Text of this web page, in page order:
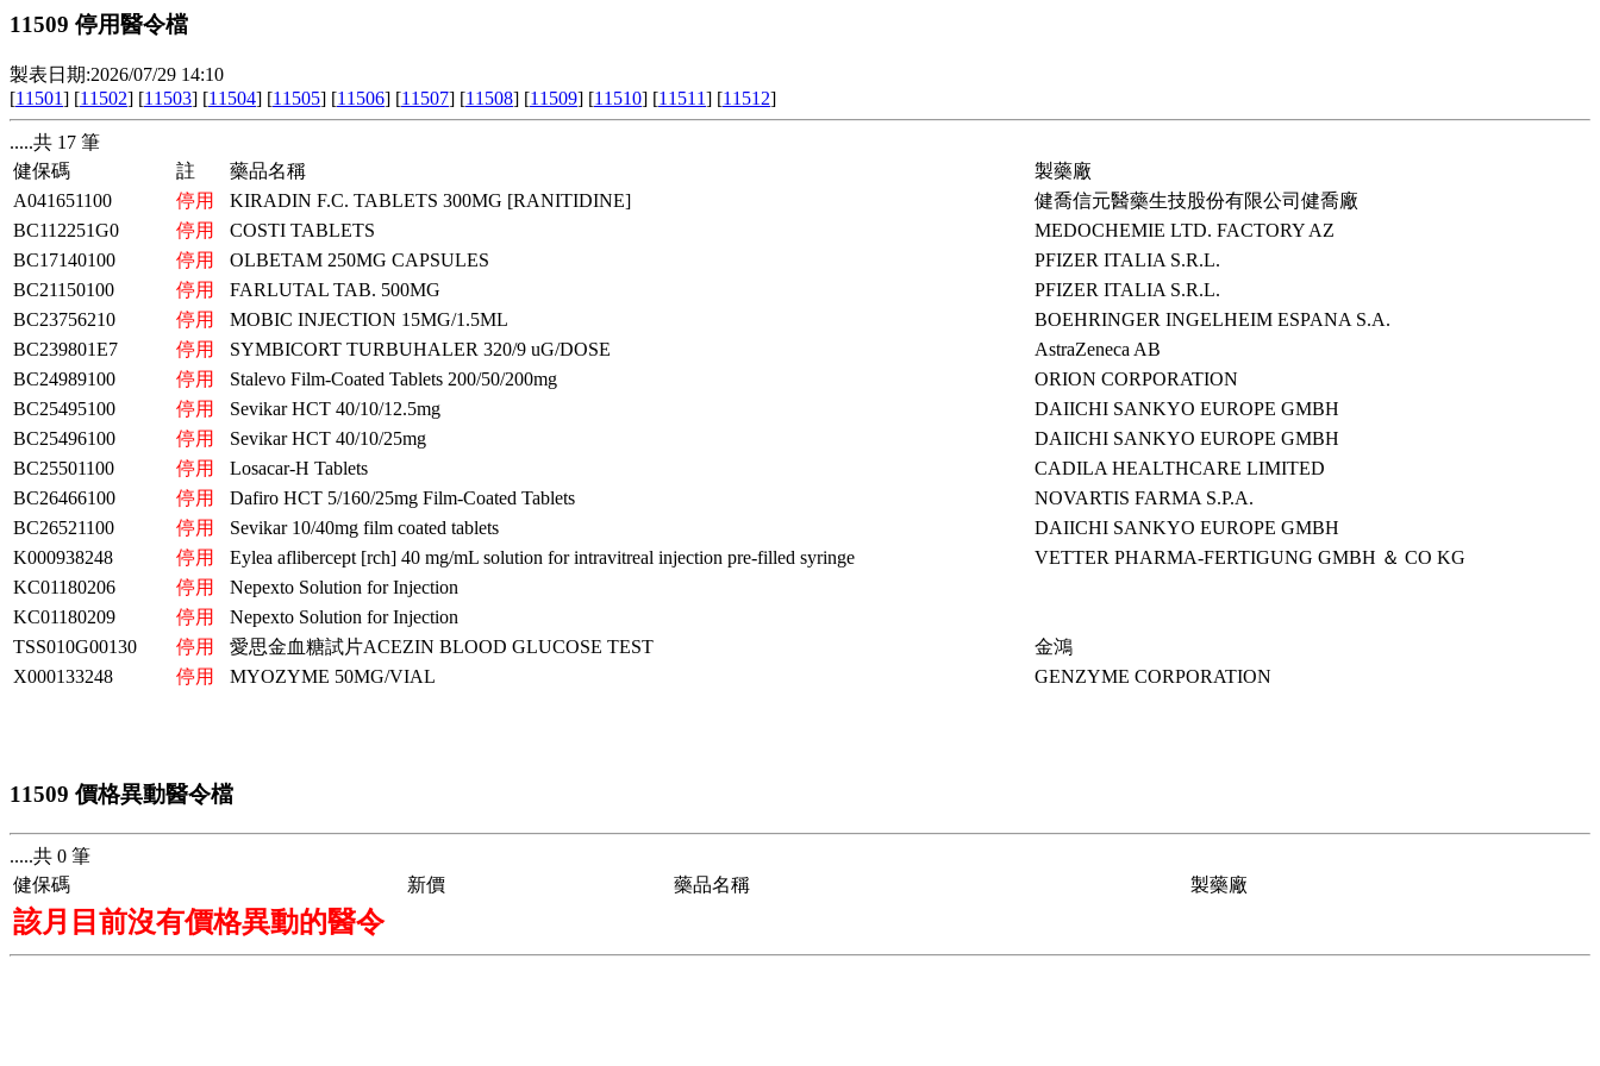
11509 停用醫令檔
製表日期:2026/07/29 14:10
[11501] [11502] [11503] [11504] [11505] [11506] [11507] [11508] [11509] [11510] [11511] [11512]
.....共 17 筆
健保碼
註 藥品名稱
製藥廠
A041651100
停用 KIRADIN F.C. TABLETS 300MG [RANITIDINE]
健喬信元醫藥生技股份有限公司健喬廠
BC112251G0
停用 COSTI TABLETS
MEDOCHEMIE LTD. FACTORY AZ
BC17140100
停用 OLBETAM 250MG CAPSULES
PFIZER ITALIA S.R.L.
BC21150100
停用 FARLUTAL TAB. 500MG
PFIZER ITALIA S.R.L.
BC23756210
停用 MOBIC INJECTION 15MG/1.5ML
BOEHRINGER INGELHEIM ESPANA S.A.
BC239801E7
停用 SYMBICORT TURBUHALER 320/9 uG/DOSE
AstraZeneca AB
BC24989100
停用 Stalevo Film-Coated Tablets 200/50/200mg
ORION CORPORATION
BC25495100
停用 Sevikar HCT 40/10/12.5mg
DAIICHI SANKYO EUROPE GMBH
BC25496100
停用 Sevikar HCT 40/10/25mg
DAIICHI SANKYO EUROPE GMBH
BC25501100
停用 Losacar-H Tablets
CADILA HEALTHCARE LIMITED
BC26466100
停用 Dafiro HCT 5/160/25mg Film-Coated Tablets
NOVARTIS FARMA S.P.A.
BC26521100
停用 Sevikar 10/40mg film coated tablets
DAIICHI SANKYO EUROPE GMBH
K000938248
停用 Eylea aflibercept [rch] 40 mg/mL solution for intravitreal injection pre-filled syringe
VETTER PHARMA-FERTIGUNG GMBH ＆ CO KG
KC01180206
停用
Nepexto Solution for Injection
KC01180209
停用
Nepexto Solution for Injection
TSS010G00130
停用 愛思金血糖試片ACEZIN BLOOD GLUCOSE TEST
金鴻
X000133248
停用 MYOZYME 50MG/VIAL GENZYME CORPORATION
11509 價格異動醫令檔
.....共 0 筆
健保碼
新價 藥品名稱 製藥廠
該月目前沒有價格異動的醫令